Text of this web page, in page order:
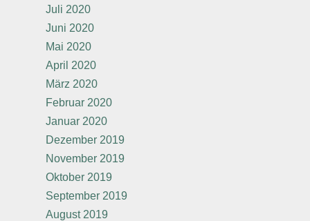
Juli 2020
Juni 2020
Mai 2020
April 2020
März 2020
Februar 2020
Januar 2020
Dezember 2019
November 2019
Oktober 2019
September 2019
August 2019